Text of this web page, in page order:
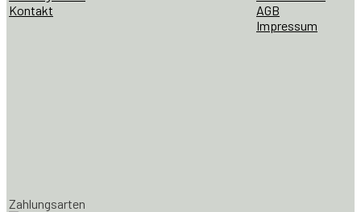
Kontakt
AGB
Impressum
Zahlungsarten